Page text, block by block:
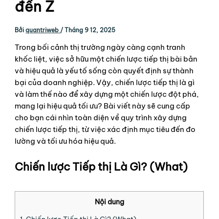
đến Z
Bởiquantriweb /Tháng 9 12, 2025
Trong bối cảnh thị trường ngày càng cạnh tranh
khốc liệt, việc sở hữu một chiến lược tiếp thị bài bản
và hiệu quả là yếu tố sống còn quyết định sự thành
bại của doanh nghiệp. Vậy, chiến lược tiếp thị là gì
và làm thế nào để xây dựng một chiến lược đột phá,
mang lại hiệu quả tối ưu? Bài viết này sẽ cung cấp
cho bạn cái nhìn toàn diện về quy trình xây dựng
chiến lược tiếp thị, từ việc xác định mục tiêu đến đo
lường và tối ưu hóa hiệu quả.
Chiến lược Tiếp thị Là Gì? (What)
Nội dung